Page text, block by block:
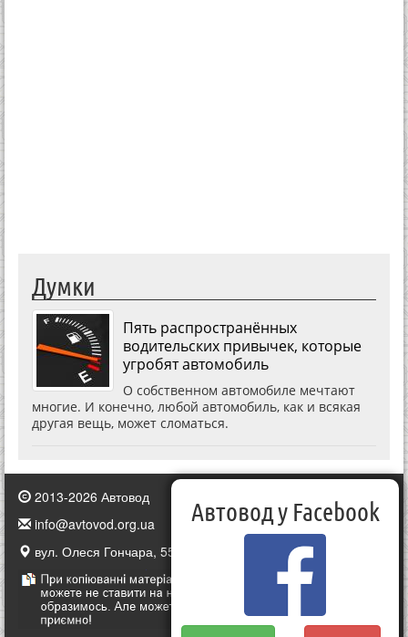
Думки
Пять распространённых
водительских привычек, которые
угробят автомобиль
О собственном автомобиле мечтают
многие. И конечно, любой автомобиль, как и всякая
другая вещь, может сломаться.
2013-2026 Автовод
info@avtovod.org.ua
вул. Олеся Гончара, 55, Київ, Україна
Автовод у Facebook